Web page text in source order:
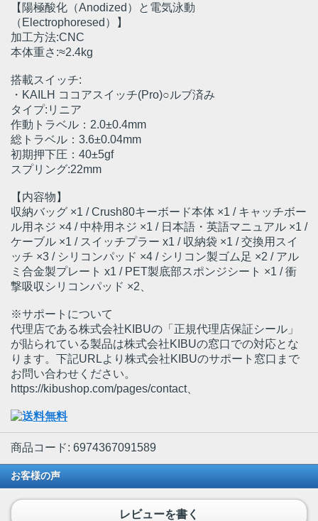
【陽極酸化（Anodized）と電気泳動
（Electrophoresed）】
加工方法:CNC
本体重さ:≈2.4kg
搭載スイッチ:
・KAILH ココアスイッチ(Pro)○ルブ済み
タイプ:リニア
作動トラベル：2.0±0.4mm
総トラベル：3.6±0.04mm
初期押下圧：40±5gf
スプリング:22mm
【内容物】
収納バッグ ×1 / Crush80キーボード本体 ×1 / キャッチボー
ル用ネジ ×4 / 中枠用ネジ ×1 / 日本語・英語マニュアル ×1 /
ケーブル ×1 / スイッチプラー x1 / 収納袋 ×1 / 交換用スイ
ッチ ×3 / シリコンパッド ×4 / シリコン製ゴム足 ×2 / アル
ミ合金製プレート x1 / PET製底部スポンジシート ×1 / 衝
撃吸収シリコンパッド ×2、
※サポートについて
代理店である株式会社KIBUの「正規代理店保証シール」
が貼られている製品は株式会社KIBUの窓口での対応とな
ります。下記URLより株式会社KIBUのサポート窓口まで
お問い合わせください。
https://kibushop.com/pages/contact、
商品コード: 6974367091589
お客様の声
レビューを書く